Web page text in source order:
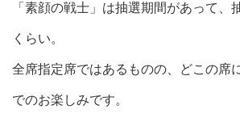
「素顔の戦士」は抽選期間があって、
くらい。
全席指定席ではあるものの、どこの席
でのお楽しみです。